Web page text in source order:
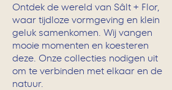
Ontdek de wereld van Sâlt + Flor,
waar tijdloze vormgeving en klein
geluk samenkomen. Wij vangen
mooie momenten en koesteren
deze. Onze collecties nodigen uit
om te verbinden met elkaar en de
natuur.